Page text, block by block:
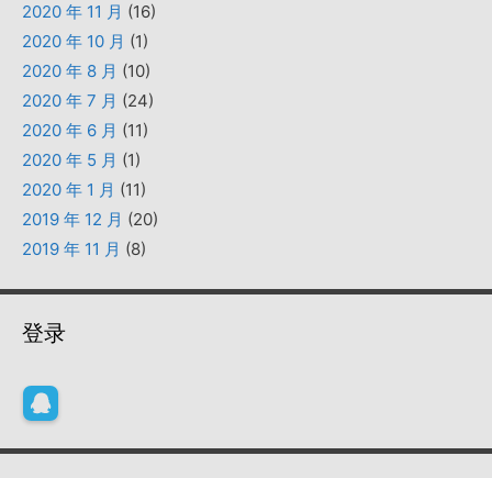
2020 年 11 月 (16)
2020 年 10 月 (1)
2020 年 8 月 (10)
2020 年 7 月 (24)
2020 年 6 月 (11)
2020 年 5 月 (1)
2020 年 1 月 (11)
2019 年 12 月 (20)
2019 年 11 月 (8)
登录